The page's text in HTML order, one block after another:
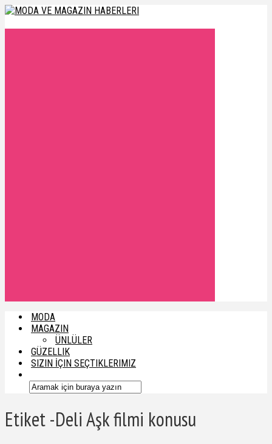
MODA
MAGAZIN
ÜNLÜLER
GÜZELLIK
SIZIN İÇIN SEÇTIKLERIMIZ
Etiket -Deli Aşk filmi konusu